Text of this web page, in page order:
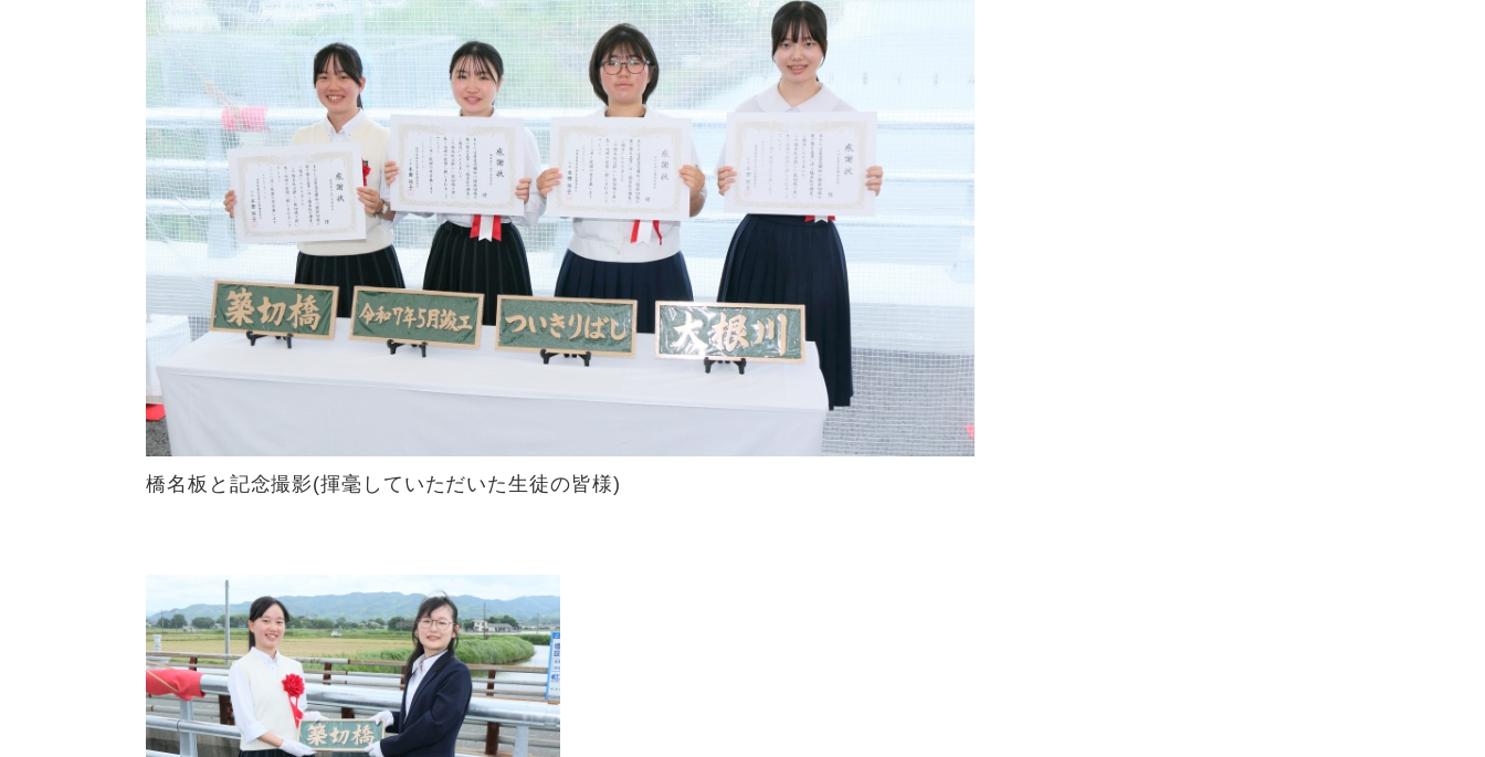
橋名板と記念撮影(揮毫していただいた生徒の皆様)